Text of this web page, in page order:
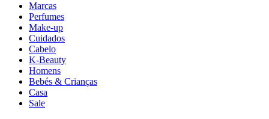
Marcas
Perfumes
Make-up
Cuidados
Cabelo
K-Beauty
Homens
Bebés & Crianças
Casa
Sale